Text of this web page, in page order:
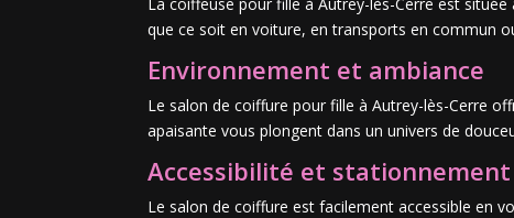
que ce soit en voiture, en transports en commun
Environnement et ambiance
Le salon de coiffure pour fille à Autrey-lès-Cerre
apaisante vous plongent dans un univers de
Accessibilité et stationnement
Le salon de coiffure est facilement accessible en